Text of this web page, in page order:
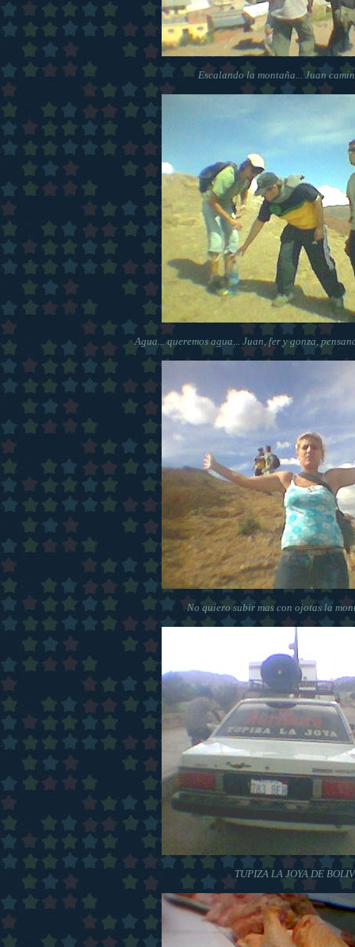
Escalando la montaña... Juan
Agua... queremos agua... Juan, fer y gonza,
No quiero subir mas con ojotas la
TUPIZA LA JOYA DE